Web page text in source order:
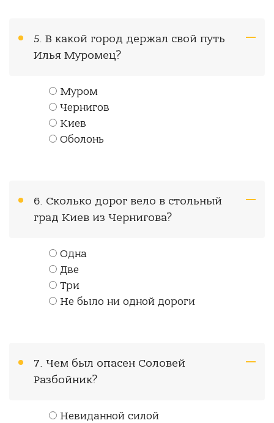
5. В какой город держал свой путь
Илья Муромец?
Муром
Чернигов
Киев
Оболонь
6. Сколько дорог вело в стольный
град Киев из Чернигова?
Одна
Две
Три
Не было ни одной дороги
7. Чем был опасен Соловей
Разбойник?
Невиданной силой